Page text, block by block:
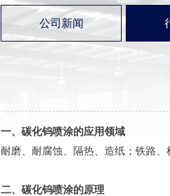
公司新闻
一、碳化钨喷涂的应用领域
耐磨、耐腐蚀、隔热、造纸；铁路
二、碳化钨喷涂的原理